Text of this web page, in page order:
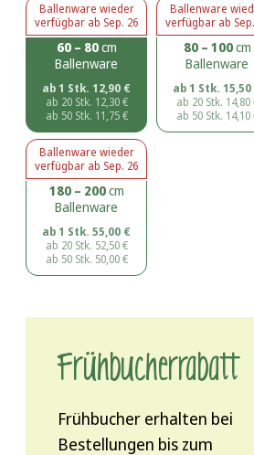
Ballenware wieder
verfügbar ab Sep. 26
60 – 80cm
Ballenware
ab 1 Stk. 12,90 €
ab 20 Stk. 12,30€
ab 50 Stk. 11,75€
Ballenware
verfügbar ab
80 – 100cm
Ballenware
ab 1 Stk. 15,50
ab 20 Stk. 14,80
ab 50 Stk. 14,10
Ballenware wieder
verfügbar ab Sep. 26
180 – 200cm
Ballenware
ab 1 Stk. 55,00 €
ab 20 Stk. 52,50€
ab 50 Stk. 50,00€
Frühbucher­rabatt
Frühbucher erhalten bei
Bestellungen bis zum